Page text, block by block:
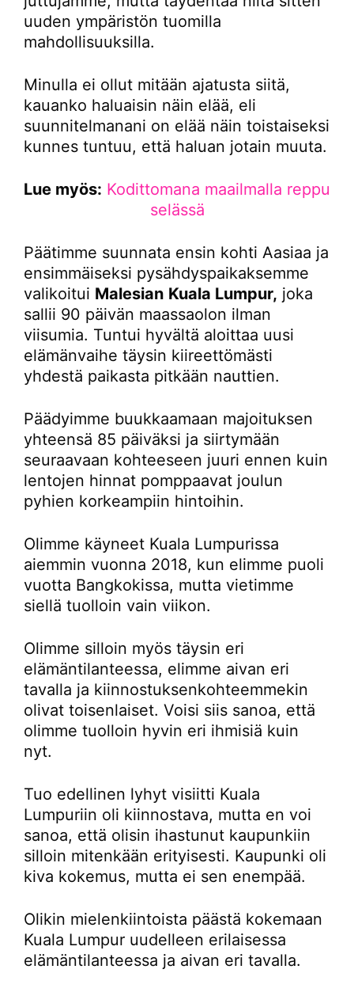
uuden ympäristön tuomilla
mahdollisuuksilla.
Minulla ei ollut mitään ajatusta siitä,
kauanko haluaisin näin elää, eli
suunnitelmanani on elää näin toistaiseksi
kunnes tuntuu, että haluan jotain muuta.
Lue myös: Kodittomana maailmalla reppu
selässä
Päätimme suunnata ensin kohti Aasiaa ja
ensimmäiseksi pysähdyspaikaksemme
valikoitui Malesian Kuala Lumpur, joka
sallii 90 päivän maassaolon ilman
viisumia. Tuntui hyvältä aloittaa uusi
elämänvaihe täysin kiireettömästi
yhdestä paikasta pitkään nauttien.
Päädyimme buukkaamaan majoituksen
yhteensä 85 päiväksi ja siirtymään
seuraavaan kohteeseen juuri ennen kuin
lentojen hinnat pomppaavat joulun
pyhien korkeampiin hintoihin.
Olimme käyneet Kuala Lumpurissa
aiemmin vuonna 2018, kun elimme puoli
vuotta Bangkokissa, mutta vietimme
siellä tuolloin vain viikon.
Olimme silloin myös täysin eri
elämäntilanteessa, elimme aivan eri
tavalla ja kiinnostuksenkohteemmekin
olivat toisenlaiset. Voisi siis sanoa, että
olimme tuolloin hyvin eri ihmisiä kuin
nyt.
Tuo edellinen lyhyt visiitti Kuala
Lumpuriin oli kiinnostava, mutta en voi
sanoa, että olisin ihastunut kaupunkiin
silloin mitenkään erityisesti. Kaupunki oli
kiva kokemus, mutta ei sen enempää.
Olikin mielenkiintoista päästä kokemaan
Kuala Lumpur uudelleen erilaisessa
elämäntilanteessa ja aivan eri tavalla.